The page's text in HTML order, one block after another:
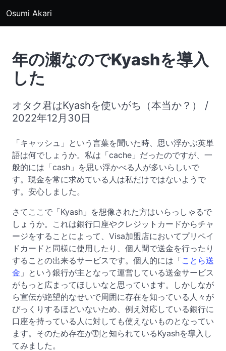
Osumi Akari
年の瀬なのでKyashを導入
した
オタク君はKyashを使いがち（本当か？） /
2022年12月30日
「キャッシュ」という言葉を聞いた時、思い浮かぶ英単
語は何でしょうか。私は「cache」だったのですが、一
般的には「cash」を思い浮かべる人が多いらしいで
す。現金を常に求めている人は私だけではないようで
す。安心しました。
さてここで「Kyash」を想像された方はいらっしゃるで
しょうか。これは銀行口座やクレジットカードからチャ
ージをすることによって、Visa加盟店においてプリペイ
ドカードと同様に使用したり、個人間で送金を行ったり
することの出来るサービスです。個人的には「ことら送
金 」という銀行が主となって運営している送金サービス
がもっと広まってほしいなと思っています。しかしなが
ら宣伝が絶望的なせいで周囲に存在を知っている人々が
びっくりするほどいないため、例え対応している銀行に
口座を持っている人に対しても使えないものとなってい
ます。そのため存在が割と知られているKyashを導入し
てみました。